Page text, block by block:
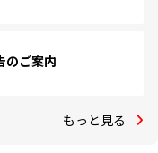
のご案内
もっと見る